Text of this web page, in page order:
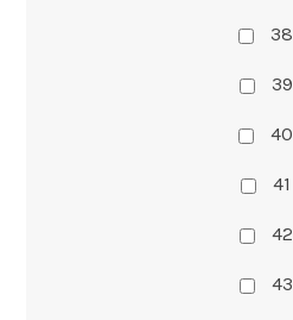
38
39
40
41
42
43